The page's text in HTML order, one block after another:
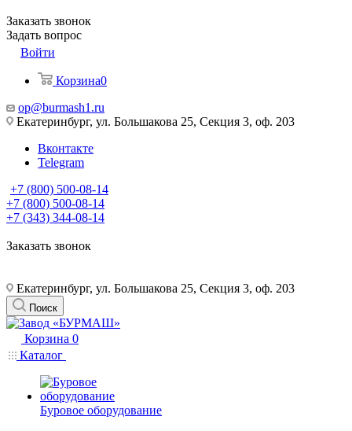
Заказать звонок
Задать вопрос
Войти
Корзина0
op@burmash1.ru
Екатеринбург, ул. Большакова 25, Секция 3, оф. 203
Вконтакте
Telegram
+7 (800) 500-08-14
+7 (800) 500-08-14
+7 (343) 344-08-14
Заказать звонок
Екатеринбург, ул. Большакова 25, Секция 3, оф. 203
Поиск
Корзина 0
Каталог
Буровое оборудование